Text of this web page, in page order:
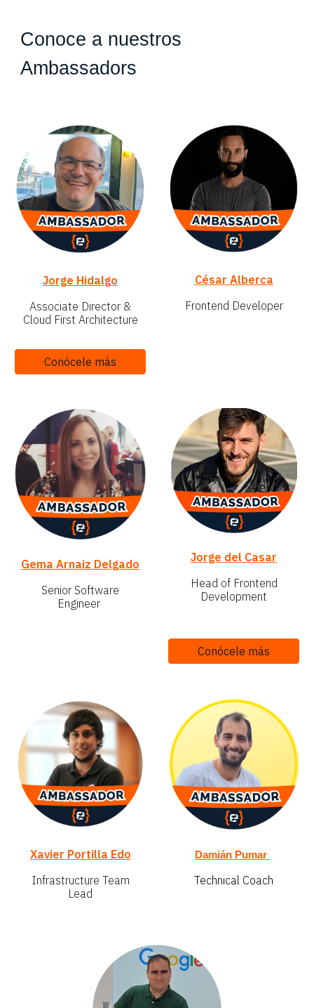
Conoce a nuestros
Ambassadors
Jorge Hidalgo
Associate Director &
Cloud First Architecture
Conócele más
César Alberca
Frontend Developer
Gema Arnaiz Delgado
Senior Software
Engineer
Jorge del Casar
Head of Frontend
Development
Conócele más
Xavier Portilla Edo
Infrastructure Team
Lead
Damián Pumar
Technical Coach